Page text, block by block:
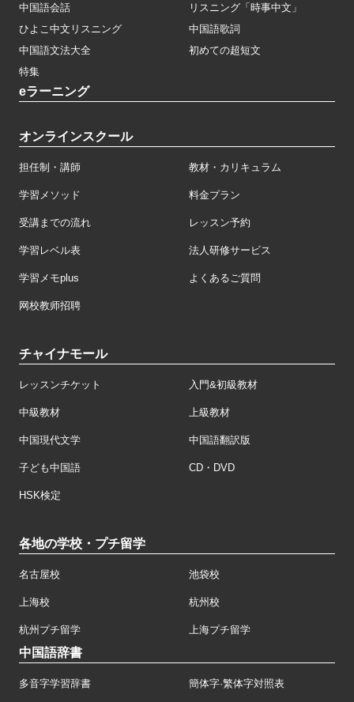
中国語会話
リスニング「時事中文」
ひよこ中文リスニング
中国語歌詞
中国語文法大全
初めての超短文
特集
eラーニング
オンラインスクール
担任制・講師 教材・カリキュラム
学習メソッド 料金プラン
受講までの流れ レッスン予約
学習レベル表 法人研修サービス
学習メモplus よくあるご質問
网校教师招聘
チャイナモール
レッスンチケット 入門&初級教材
中級教材 上級教材
中国現代文学 中国語翻訳版
子ども中国語 CD・DVD
HSK検定
各地の学校・プチ留学
名古屋校 池袋校
上海校 杭州校
杭州プチ留学 上海プチ留学
中国語辞書
多音字学習辞書 簡体字·繁体字対照表